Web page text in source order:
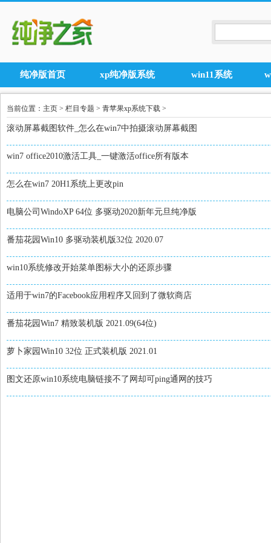
纯净版首页 xp纯净版系统 win11系统
当前位置： 主页 > 栏目专题 > 青苹果xp系统下载 >
滚动屏幕截图软件_怎么在win7中拍摄滚动屏幕截图
win7 office2010激活工具_一键激活office所有版本
怎么在win7 20H1系统上更改pin
电脑公司WindoXP 64位 多驱动2020新年元旦纯净版
番茄花园Win10 多驱动装机版32位 2020.07
win10系统修改开始菜单图标大小的还原步骤
适用于win7的Facebook应用程序又回到了微软商店
番茄花园Win7 精致装机版 2021.09(64位)
萝卜家园Win10 32位 正式装机版 2021.01
图文还原win10系统电脑链接不了网却可ping通网的技巧